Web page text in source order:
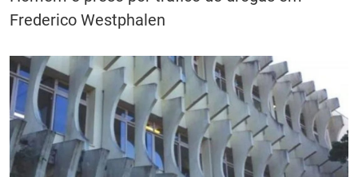
Frederico Westphalen